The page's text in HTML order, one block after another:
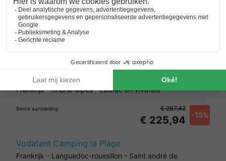
Camping RCN La Bastide en Ardèche
Frankrijk
Beste aanbieding
Vodatent Camping Saint Amand
Frankrijk-Rhône-alpes-Laurac en vivarais
Beste aanbieding
€ 225,94 -15%
€ 267,42
Vodatent Camping la Plage
Frankrijk - Languedoc-roussillon - Saint andré de